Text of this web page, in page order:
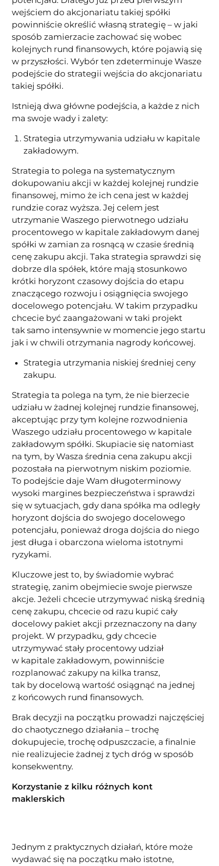
wejściem do akcjonariatu takiej spółki
powinniście określić własną strategię – w jaki
sposób zamierzacie zachować się wobec
kolejnych rund finansowych, które pojawią się
w przyszłości. Wybór ten zdeterminuje Wasze
podejście do strategii wejścia do akcjonariatu
takiej spółki.
Istnieją dwa główne podejścia, a każde z nich
ma swoje wady i zalety:
Strategia utrzymywania udziału w kapitale
zakładowym.
Strategia to polega na systematycznym
dokupowaniu akcji w każdej kolejnej rundzie
finansowej, mimo że ich cena jest w każdej
rundzie coraz wyższa. Jej celem jest
utrzymanie Waszego pierwotnego udziału
procentowego w kapitale zakładowym danej
spółki w zamian za rosnącą w czasie średnią
cenę zakupu akcji. Taka strategia sprawdzi się
dobrze dla spółek, które mają stosunkowo
krótki horyzont czasowy dojścia do etapu
znaczącego rozwoju i osiągnięcia swojego
docelowego potencjału. W takim przypadku
chcecie być zaangażowani w taki projekt
tak samo intensywnie w momencie jego startu
jak i w chwili otrzymania nagrody końcowej.
Strategia utrzymania niskiej średniej ceny
zakupu.
Strategia ta polega na tym, że nie bierzecie
udziału w żadnej kolejnej rundzie finansowej,
akceptując przy tym kolejne rozwodnienia
Waszego udziału procentowego w kapitale
zakładowym spółki. Skupiacie się natomiast
na tym, by Wasza średnia cena zakupu akcji
pozostała na pierwotnym niskim poziomie.
To podejście daje Wam długoterminowy
wysoki margines bezpieczeństwa i sprawdzi
się w sytuacjach, gdy dana spółka ma odległy
horyzont dojścia do swojego docelowego
potencjału, ponieważ droga dojścia do niego
jest długa i obarczona wieloma istotnymi
ryzykami.
Kluczowe jest to, by świadomie wybrać
strategię, zanim obejmiecie swoje pierwsze
akcje. Jeżeli chcecie utrzymywać niską średnią
cenę zakupu, chcecie od razu kupić cały
docelowy pakiet akcji przeznaczony na dany
projekt. W przypadku, gdy chcecie
utrzymywać stały procentowy udział
w kapitale zakładowym, powinniście
rozplanować zakupy na kilka transz,
tak by docelową wartość osiągnąć na jednej
z końcowych rund finansowych.
Brak decyzji na początku prowadzi najczęściej
do chaotycznego działania – trochę
dokupujecie, trochę odpuszczacie, a finalnie
nie realizujecie żadnej z tych dróg w sposób
konsekwentny.
Korzystanie z kilku różnych kont
maklerskich
Jednym z praktycznych działań, które może
wydawać się na początku mało istotne,